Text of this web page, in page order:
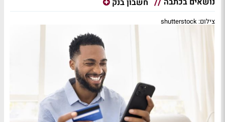
חשבון בנק
צילום: shutterstock